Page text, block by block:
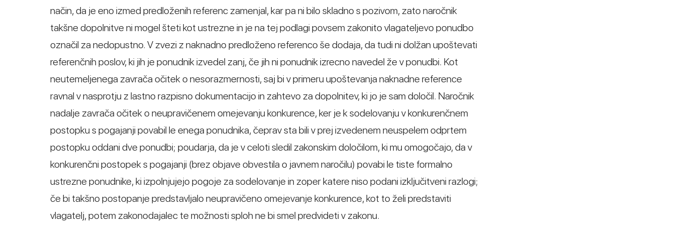
način, da je eno izmed predloženih referenc zamenjal, kar pa ni bilo skladno s pozivom, zato naročnik
takšne dopolnitve ni mogel šteti kot ustrezne in je na tej podlagi povsem zakonito vlagateljevo ponudbo
označil za nedopustno. V zvezi z naknadno predloženo referenco še dodaja, da tudi ni dolžan upoštevati
referenčnih poslov, ki jih je ponudnik izvedel zanj, če jih ni ponudnik izrecno navedel že v ponudbi. Kot
neutemeljenega zavrača očitek o nesorazmernosti, saj bi v primeru upoštevanja naknadne reference
ravnal v nasprotju z lastno razpisno dokumentacijo in zahtevo za dopolnitev, ki jo je sam določil. Naročnik
nadalje zavrača očitek o neupravičenem omejevanju konkurence, ker je k sodelovanju v konkurenčnem
postopku s pogajanji povabil le enega ponudnika, čeprav sta bili v prej izvedenem neuspelem odprtem
postopku oddani dve ponudbi; poudarja, da je v celoti sledil zakonskim določilom, ki mu omogočajo, da v
konkurenčni postopek s pogajanji (brez objave obvestila o javnem naročilu) povabi le tiste formalno
ustrezne ponudnike, ki izpolnjujejo pogoje za sodelovanje in zoper katere niso podani izključitveni razlogi;
če bi takšno postopanje predstavljalo neupravičeno omejevanje konkurence, kot to želi predstaviti
vlagatelj, potem zakonodajalec te možnosti sploh ne bi smel predvideti v zakonu.